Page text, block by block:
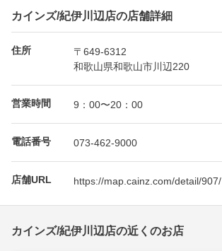
カインズ/紀伊川辺店の店舗詳細
住所
〒649-6312
和歌山県和歌山市川辺220
営業時間 9：00〜20：00
電話番号 073-462-9000
店舗URL https://map.cainz.com/detail/907/
カインズ/紀伊川辺店の近くのお店